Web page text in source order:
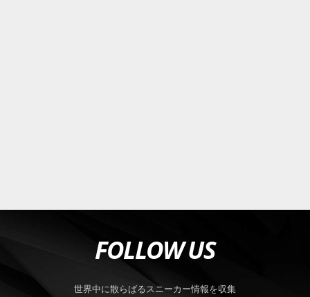
FOLLOW US
世界中に散らばるスニーカー情報を収集